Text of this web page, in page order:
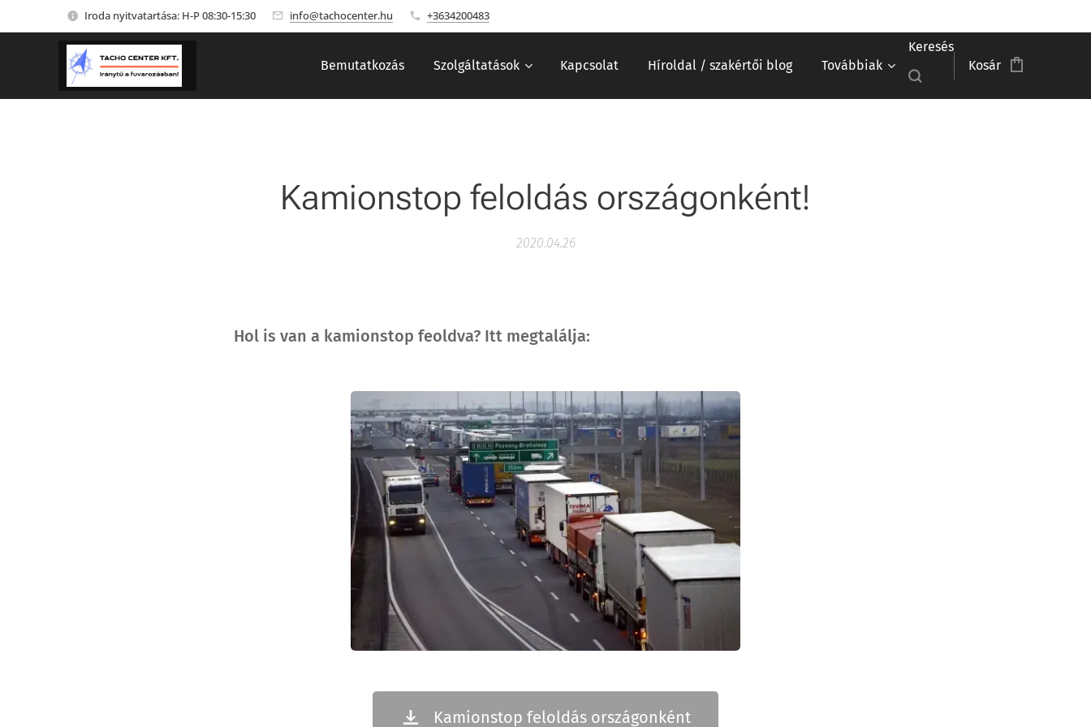
Iroda nyitvatartása: H-P 08:30-15:30 info@tachocenter.hu +3634200483
Bemutatkozás Szolgáltatások Kapcsolat Híroldal / szakértői blog Továbbiak
Keresés
Kosár
Kamionstop feloldás országonként!
2020.04.26
Hol is van a kamionstop feoldva? Itt megtalálja:
Kamionstop feloldás országonként